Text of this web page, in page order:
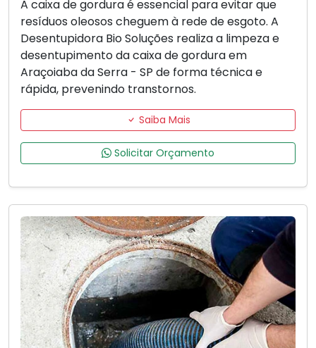
A caixa de gordura é essencial para evitar que
resíduos oleosos cheguem à rede de esgoto. A
Desentupidora Bio Soluções realiza a limpeza e
desentupimento da caixa de gordura em
Araçoiaba da Serra - SP de forma técnica e
rápida, prevenindo transtornos.
Saiba Mais
Solicitar Orçamento